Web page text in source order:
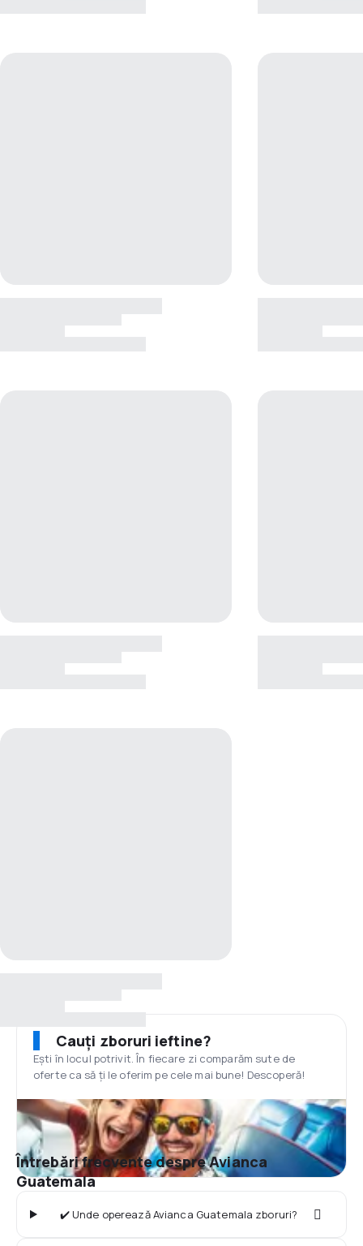
Cauți zboruri ieftine?
Ești în locul potrivit. În fiecare zi comparăm sute de
oferte ca să ți le oferim pe cele mai bune! Descoperă!
Întrebări frecvente despre Avianca
Guatemala
✔️ Unde operează Avianca Guatemala zboruri?